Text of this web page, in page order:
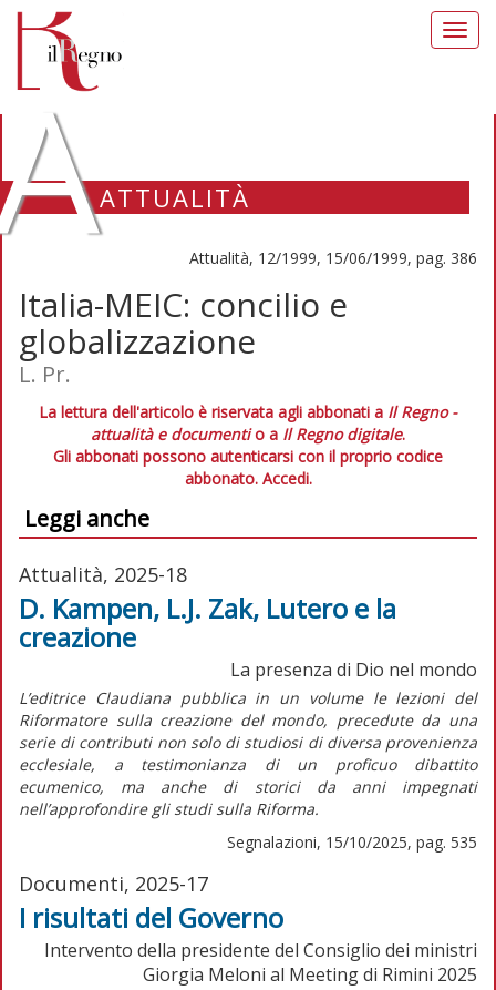
ATTUALITÀ
Attualità, 12/1999, 15/06/1999, pag. 386
Italia-MEIC: concilio e
globalizzazione
L. Pr.
La lettura dell'articolo è riservata agli abbonati a Il Regno -
attualità e documentio a Il Regno digitale.
Gli abbonati possono autenticarsi con il proprio codice
abbonato. Accedi.
Leggi anche
Attualità, 2025-18
D. Kampen, L.J. Zak, Lutero e la
creazione
La presenza di Dio nel mondo
L’editrice Claudiana pubblica in un volume le lezioni del
Riformatore sulla creazione del mondo, precedute da una
serie di contributi non solo di studiosi di diversa provenienza
ecclesiale, a testimonianza di un proficuo dibattito
ecumenico, ma anche di storici da anni impegnati
nell’approfondire gli studi sulla Riforma.
Segnalazioni, 15/10/2025, pag. 535
Documenti, 2025-17
I risultati del Governo
Intervento della presidente del Consiglio dei ministri
Giorgia Meloni al Meeting di Rimini 2025